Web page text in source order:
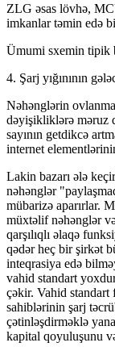
ZLG əsas lövhə,
imkanlar təmin edə
Ümumi sxemin tipik
4. Şarj yığınının
Nəhənglərin
dəyişikliklərə məruz
sayının getdikcə
internet
Lakin bazarı ələ
nəhənglər
mübarizə aparırlar.
müxtəlif nəhənglər
qarşılıqlı əlaqə
qədər heç bir şirkət
inteqrasiya edə
vahid standart
çəkir. Vahid standart
sahiblərinin şarj
çətinləşdirməklə
kapital qoyuluşunu